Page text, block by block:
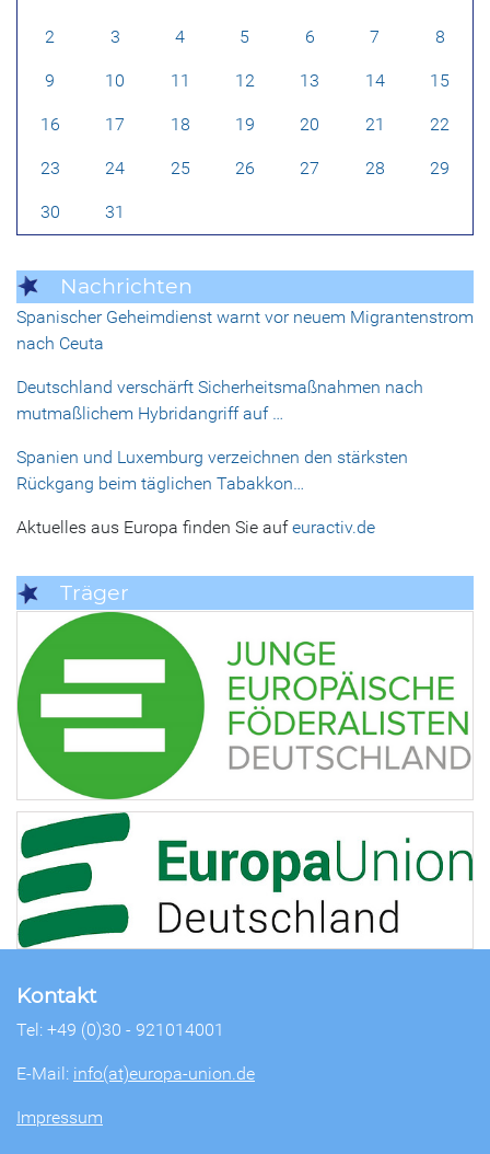
2 3 4 5 6 7 8
9 10 11 12 13 14 15
16 17 18 19 20 21 22
23 24 25 26 27 28 29
30 31
Nachrichten
Spanischer Geheimdienst warnt vor neuem Migrantenstrom
nach Ceuta
Deutschland verschärft Sicherheitsmaßnahmen nach
mutmaßlichem Hybridangriff auf …
Spanien und Luxemburg verzeichnen den stärksten
Rückgang beim täglichen Tabakkon…
Aktuelles aus Europa finden Sie aufeuractiv.de
Träger
Kontakt
Tel: +49 (0)30 - 921014001
E-Mail: info(at)europa-union.de
Impressum